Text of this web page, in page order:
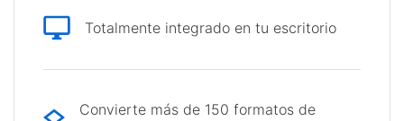
Totalmente integrado en tu escritorio
Convierte más de 150 formatos de